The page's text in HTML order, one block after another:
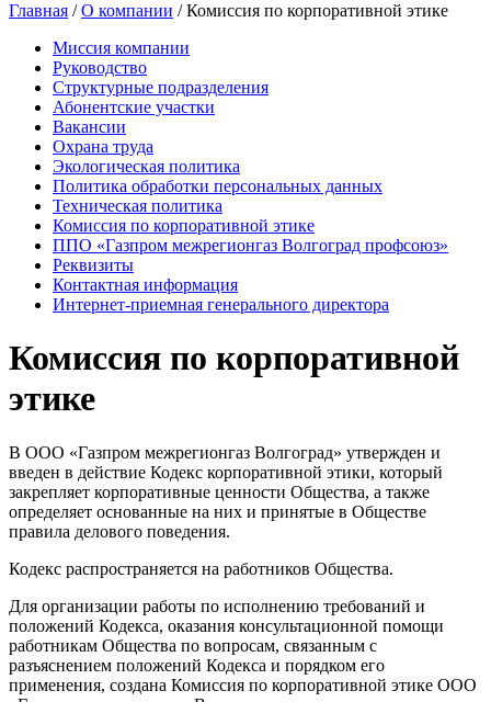
Главная /О компании / Комиссия по корпоративной этике
Миссия компании
Руководство
Структурные подразделения
Абонентские участки
Вакансии
Охрана труда
Экологическая политика
Политика обработки персональных данных
Техническая политика
Комиссия по корпоративной этике
ППО «Газпром межрегионгаз Волгоград профсоюз»
Реквизиты
Контактная информация
Интернет-приемная генерального директора
Комиссия по корпоративной
этике
В ООО «Газпром межрегионгаз Волгоград» утвержден и
введен в действие Кодекс корпоративной этики, который
закрепляет корпоративные ценности Общества, а также
определяет основанные на них и принятые в Обществе
правила делового поведения.
Кодекс распространяется на работников Общества.
Для организации работы по исполнению требований и
положений Кодекса, оказания консультационной помощи
работникам Общества по вопросам, связанным с
разъяснением положений Кодекса и порядком его
применения, создана Комиссия по корпоративной этике ООО